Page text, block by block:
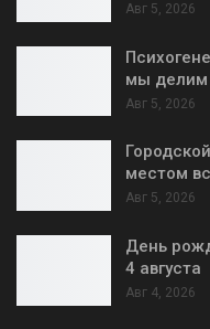
Авг 5, 2026
мы делим
Авг 5, 2026
местом
Авг 5, 2026
День
4 августа
Авг 4, 2026